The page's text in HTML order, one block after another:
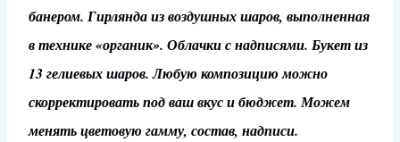
банером. Гирлянда из воздушных шаров, выполненная
в технике «органик». Облачки с надписями. Букет из
13 гелиевых шаров. Любую композицию можно
скорректировать под ваш вкус и бюджет. Можем
менять цветовую гамму, состав, надписи.